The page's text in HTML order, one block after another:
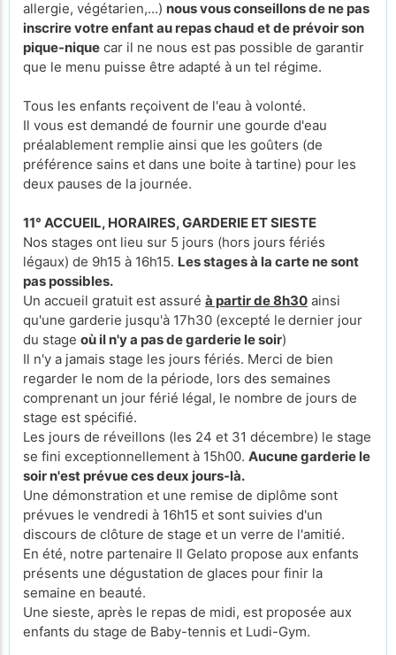
allergie, végétarien,...) nous vous conseillons de ne pas
inscrire votre enfant au repas chaud et de prévoir son
pique-nique car il ne nous est pas possible de garantir
que le menu puisse être adapté à un tel régime.
Tous les enfants reçoivent de l'eau à volonté.
Il vous est demandé de fournir une gourde d'eau
préalablement remplie ainsi que les goûters (de
préférence sains et dans une boite à tartine) pour les
deux pauses de la journée.
11° ACCUEIL, HORAIRES, GARDERIE ET SIESTE
Nos stages ont lieu sur 5 jours (hors jours fériés
légaux) de 9h15 à 16h15. Les stages à la carte ne sont
pas possibles.
Un accueil gratuit est assuré à partir de 8h30 ainsi
qu'une garderie jusqu'à 17h30 (excepté le dernier jour
du stage où il n'y a pas de garderie le soir)
Il n'y a jamais stage les jours fériés. Merci de bien
regarder le nom de la période, lors des semaines
comprenant un jour férié légal, le nombre de jours de
stage est spécifié.
Les jours de réveillons (les 24 et 31 décembre) le stage
se fini exceptionnellement à 15h00. Aucune garderie le
soir n'est prévue ces deux jours-là.
Une démonstration et une remise de diplôme sont
prévues le vendredi à 16h15 et sont suivies d'un
discours de clôture de stage et un verre de l'amitié.
En été, notre partenaire Il Gelato propose aux enfants
présents une dégustation de glaces pour finir la
semaine en beauté.
Une sieste, après le repas de midi, est proposée aux
enfants du stage de Baby-tennis et Ludi-Gym.